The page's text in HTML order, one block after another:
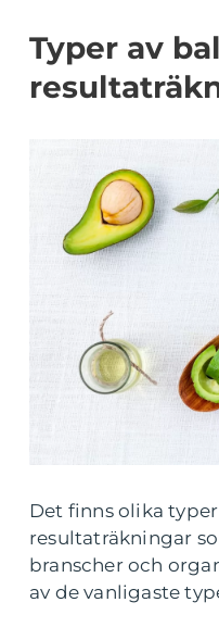
Typer av
Det finns olika
resultaträkningar
branscher och
av de vanligaste